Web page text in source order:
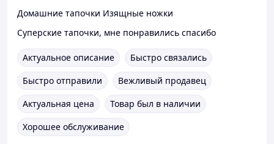
Домашние тапочки Изящные ножки
Суперские тапочки, мне понравились спасибо
Актуальное описание
Быстро связались
Быстро отправили
Вежливый продавец
Актуальная цена
Товар был в наличии
Хорошее обслуживание